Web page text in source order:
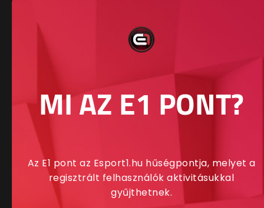
MI AZ E1 PONT?
Az E1 pont az Esport1.hu hűségpontja, melyet a
regisztrált felhasználók aktivitásukkal
gyűjthetnek.